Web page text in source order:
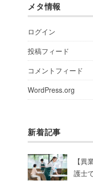
メタ情報
ログイン
投稿フィード
コメントフィード
WordPress.org
新着記事
【異
護士